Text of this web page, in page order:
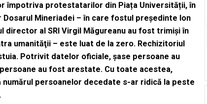
împotriva protestatarilor din Piața Universității, în
Dosarul Mineriadei – în care fostul preşedinte Ion
director al SRI Virgil Măgureanu au fost trimiși în
umanităţii – este luat de la zero. Rechizitoriul
Potrivit datelor oficiale, șase persoane au
au fost arestate. Cu toate acestea,
persoanelor decedate s-ar ridică la peste